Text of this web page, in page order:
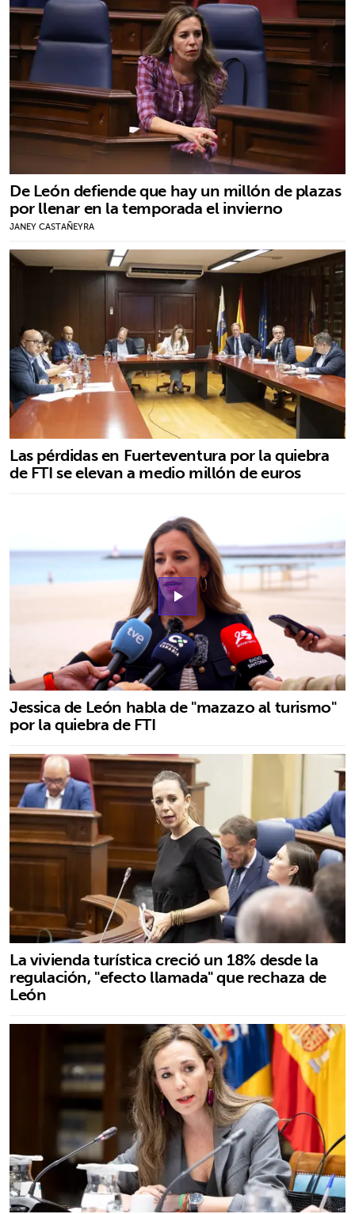
De León defiende que hay un millón de plazas
por llenar en la temporada el invierno
JANEY CASTAÑEYRA
Las pérdidas en Fuerteventura por la quiebra
de FTI se elevan a medio millón de euros
play_arrow
Jessica de León habla de "mazazo al turismo"
por la quiebra de FTI
La vivienda turística creció un 18% desde la
regulación, "efecto llamada" que rechaza de
León